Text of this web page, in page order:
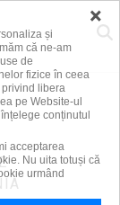
×
și
că ne-am
de
fizice în ceea
libera
pe Website-ul
conținutul
acceptarea
Nu uita totuși că
urmând